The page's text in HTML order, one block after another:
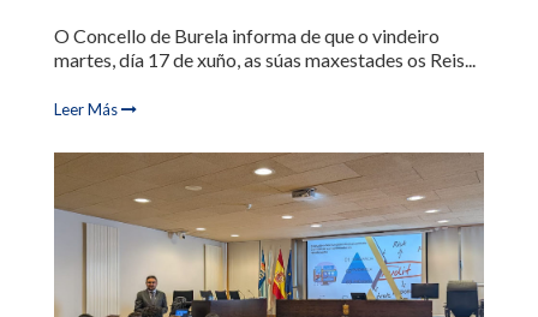
O Concello de Burela informa de que o vindeiro
martes, día 17 de xuño, as súas maxestades os Reis...
Leer Más